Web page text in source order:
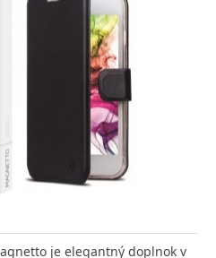
je elegantný doplnok v